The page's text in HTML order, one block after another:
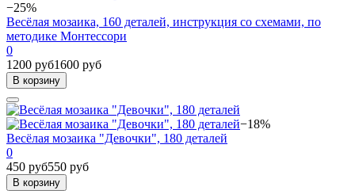
−25%
Весёлая мозаика, 160 деталей, инструкция со схемами, по
методике Монтессори
0
1200 руб1600 руб
В корзину
−18%
Весёлая мозаика "Девочки", 180 деталей
0
450 руб550 руб
В корзину